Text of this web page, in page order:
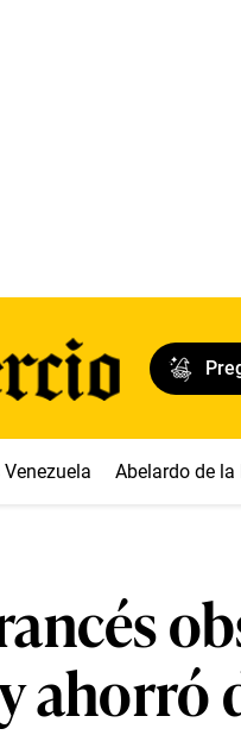
Venezuela Abelardo de la
ahorró